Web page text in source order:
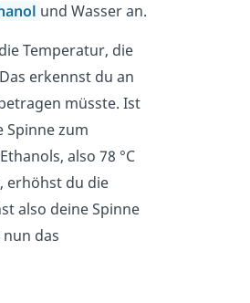
und Wasser an.
Temperatur, die
erkennst du an
müsste. Ist
zum
also 78 °C
erhöhst du die
also deine Spinne
nun das